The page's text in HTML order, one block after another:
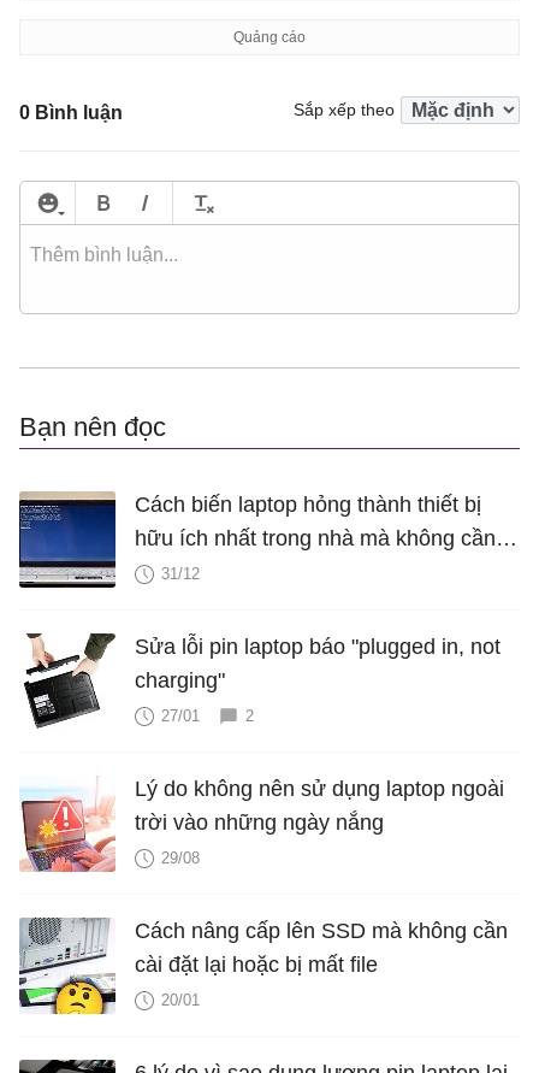
0 Bình luận Sắp xếp theo
Bạn nên đọc
Cách biến laptop hỏng thành thiết bị
hữu ích nhất trong nhà mà không cần
sửa31/12
Sửa lỗi pin laptop báo "plugged in, not
charging"
27/01 2
Lý do không nên sử dụng laptop ngoài
trời vào những ngày nắng
29/08
Cách nâng cấp lên SSD mà không cần
cài đặt lại hoặc bị mất file
20/01